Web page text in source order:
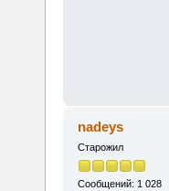
nadeys
Старожил
Сообщений: 1 028